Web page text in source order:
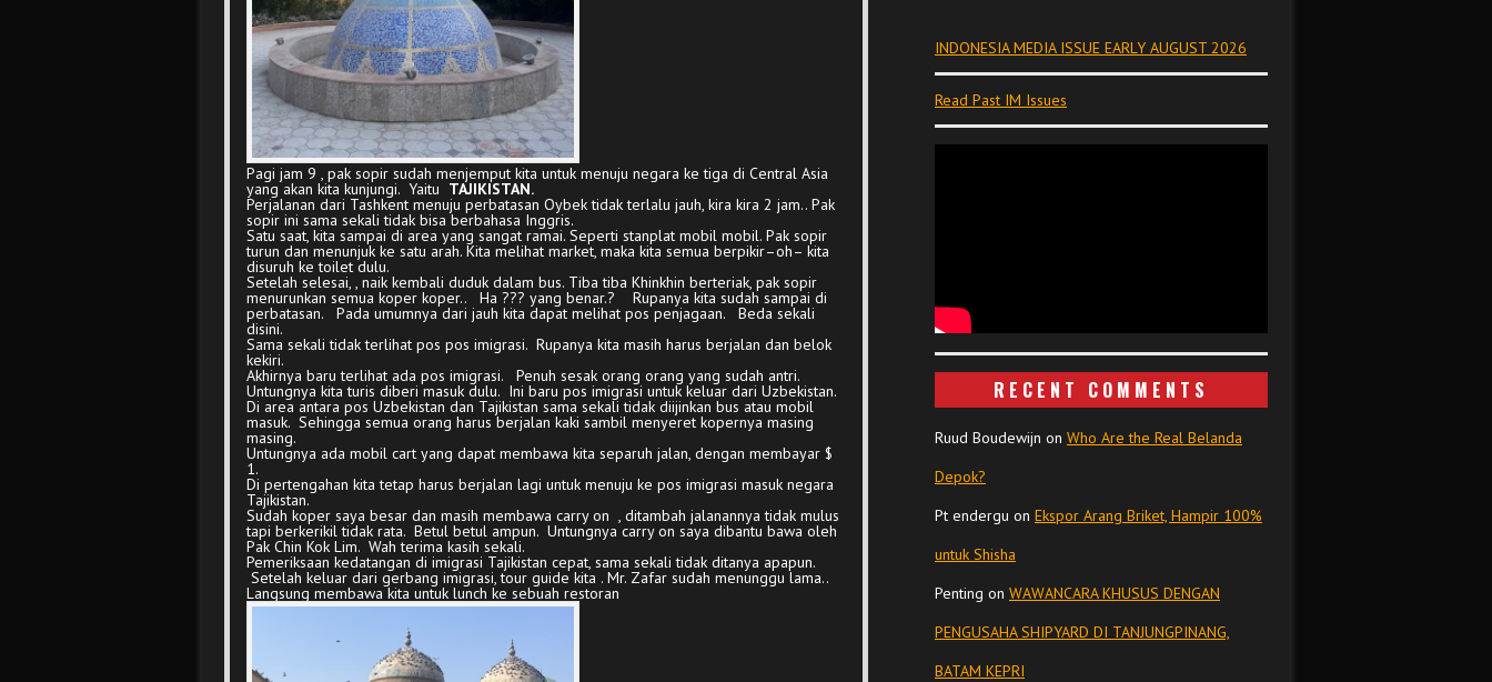
Pagi jam 9 , pak sopir sudah menjemput kita untuk menuju negara ke tiga di Central Asia
yang akan kita kunjungi. Yaitu TAJIKISTAN.
Perjalanan dari Tashkent menuju perbatasan Oybek tidak terlalu jauh, kira kira 2 jam.. Pak
sopir ini sama sekali tidak bisa berbahasa Inggris.
Satu saat, kita sampai di area yang sangat ramai. Seperti stanplat mobil mobil. Pak sopir
turun dan menunjuk ke satu arah. Kita melihat market, maka kita semua berpikir–oh– kita
disuruh ke toilet dulu.
Setelah selesai, , naik kembali duduk dalam bus. Tiba tiba Khinkhin berteriak, pak sopir
menurunkan semua koper koper.. Ha ??? yang benar.? Rupanya kita sudah sampai di
perbatasan. Pada umumnya dari jauh kita dapat melihat pos penjagaan. Beda sekali
disini.
Sama sekali tidak terlihat pos pos imigrasi. Rupanya kita masih harus berjalan dan belok
kekiri.
Akhirnya baru terlihat ada pos imigrasi. Penuh sesak orang orang yang sudah antri.
Untungnya kita turis diberi masuk dulu. Ini baru pos imigrasi untuk keluar dari Uzbekistan.
Di area antara pos Uzbekistan dan Tajikistan sama sekali tidak diijinkan bus atau mobil
masuk. Sehingga semua orang harus berjalan kaki sambil menyeret kopernya masing
masing.
Untungnya ada mobil cart yang dapat membawa kita separuh jalan, dengan membayar $
1.
Di pertengahan kita tetap harus berjalan lagi untuk menuju ke pos imigrasi masuk negara
Tajikistan.
Sudah koper saya besar dan masih membawa carry on , ditambah jalanannya tidak mulus
tapi berkerikil tidak rata. Betul betul ampun. Untungnya carry on saya dibantu bawa oleh
Pak Chin Kok Lim. Wah terima kasih sekali.
Pemeriksaan kedatangan di imigrasi Tajikistan cepat, sama sekali tidak ditanya apapun.
Setelah keluar dari gerbang imigrasi, tour guide kita . Mr. Zafar sudah menunggu lama..
Langsung membawa kita untuk lunch ke sebuah restoran
INDONESIA MEDIA ISSUE EARLY AUGUST 2026
Read Past IM Issues
RECENT COMMENTS
Ruud Boudewijn on Who Are the Real Belanda
Depok?
Pt endergu on Ekspor Arang Briket, Hampir 100%
untuk Shisha
Penting on WAWANCARA KHUSUS DENGAN
PENGUSAHA SHIPYARD DI TANJUNGPINANG,
BATAM KEPRI